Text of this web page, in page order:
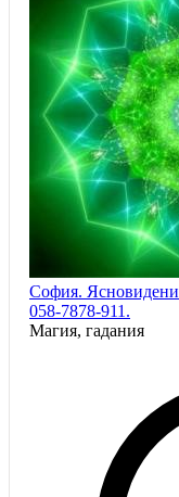
София.
058-7878-911.
Магия, гадания